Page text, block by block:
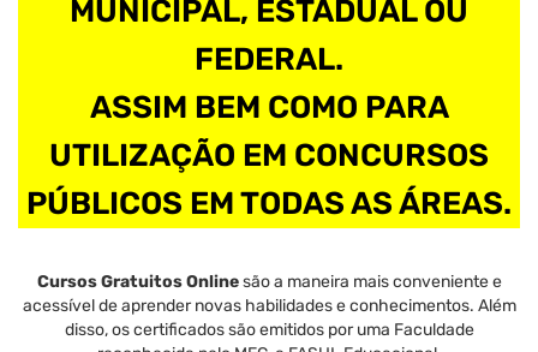
MUNICIPAL, ESTADUAL OU
FEDERAL.
ASSIM BEM COMO PARA
UTILIZAÇÃO EM CONCURSOS
PÚBLICOS EM TODAS AS ÁREAS.
Cursos Gratuitos Onlinesão a maneira mais conveniente e
acessível de aprender novas habilidades e conhecimentos. Além
disso, os certificados são emitidos por uma Faculdade